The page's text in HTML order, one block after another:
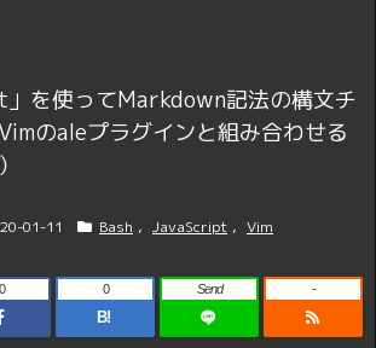
」を使ってMarkdown記法の構文チ
のaleプラグインと組み合わせる
01-11 Bash , JavaScript , Vim
0
B!
0 Send -